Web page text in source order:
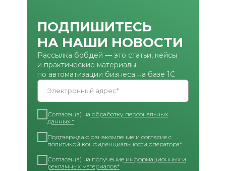
ПОДПИШИТЕСЬ
НА НАШИ НОВОСТИ
Рассылка бобдей — это статьи, кейсы
и практические материалы
по автоматизации бизнеса на базе 1С
Электронный адрес*
Согласен(а) на обработку персональных
данных *
Подтверждаю ознакомление и согласие с
политикой конфиденциальности оператора*
Согласен(а) на получение информационных и
рекламных материалов*